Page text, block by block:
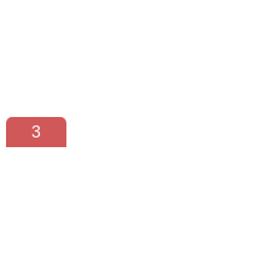
3